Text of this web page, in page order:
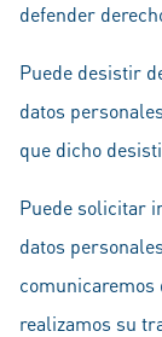
defender
Puede desistir
datos
que dicho
Puede solicitar
datos
comunicaremos
realizamos su